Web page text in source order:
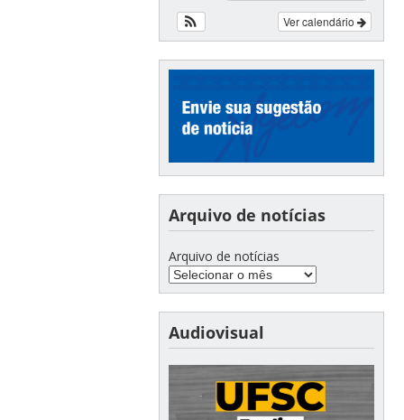
Ver calendário
Arquivo de notícias
Arquivo de notícias
Audiovisual